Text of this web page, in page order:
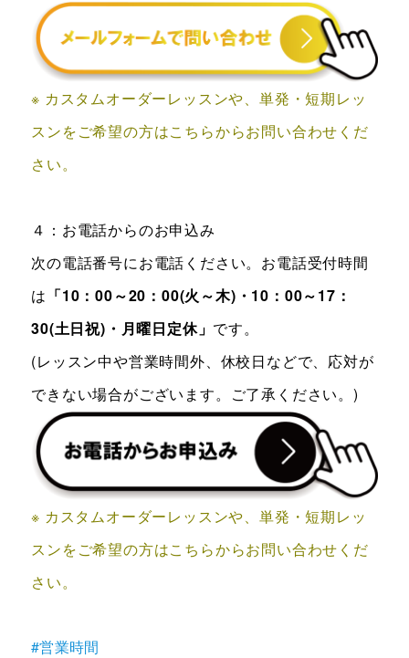
※ カスタムオーダーレッスンや、単発・短期レッ
スンをご希望の方はこちらからお問い合わせくだ
さい。
４：お電話からのお申込み
次の電話番号にお電話ください。お電話受付時間
は 「10：00～20：00(火～木)・10：00～17：
30(土日祝)・月曜日定休」 です。
(レッスン中や営業時間外、休校日などで、応対が
できない場合がございます。ご了承ください。)
※ カスタムオーダーレッスンや、単発・短期レッ
スンをご希望の方はこちらからお問い合わせくだ
さい。
#営業時間